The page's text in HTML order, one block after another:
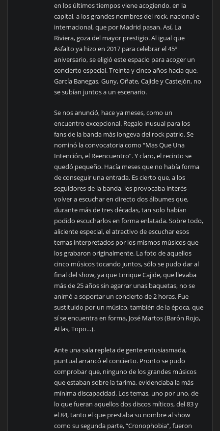
en los últimos tiempos viene acogiendo, en la
capital, a los grandes nombres del rock, nacional e
internacional, que por Madrid pasan. Así, La
Riviera, goza del mayor prestigio. Al igual que
Asfalto ya hizo en 2017 para celebrar el 45º
aniversario, se eligió este espacio para acoger un
concierto especial. Treinta y cinco años hacía que,
García Banegas, Guny, Oñate, Cajide y Castejón, no
se subían juntos a un escenario.
Se nos anunció, hace ya meses, como un
encuentro excepcional. Regalo inusual para los
fans de la banda más longeva del rock patrio. Se
nominó la convocatoria como “Mas Que Una
Intención, el Reencuentro”. Y claro, el recinto se
quedó pequeño. Hacía meses que no había forma
de conseguir una entrada. Es cierto que, a los
seguidores de la banda, les provocaba interés
volver a escuchar en directo dos álbumes que,
durante más de tres décadas, tan solo habían
podido escucharlos en forma enlatada. Sobre todo,
aliciente especial, el atractivo de escuchar esos
temas interpretados por los mismos músicos que
los grabaron originalmente. La foto de aquellos
cinco músicos tocando juntos, sólo se pudo dar al
final del show, ya que Enrique Cajide, que llevaba
más de 25 años sin agarrar unas baquetas, no se
animó a soportar un concierto de 2 horas. Fue
sustituido por un músico, también de la época, que
sí se encuentra en forma, José Martos (Barón Rojo,
Atlas, Topo…).
Ante una sala repleta de gente entusiasmada,
puntual arrancó el concierto. Pronto se pudo
comprobar que, ninguno de los grandes músicos
que estaban sobre la tarima, evidenciaba la más
mínima discapacidad. Los temas, uno por uno, de
lo que fueran aquellos dos discos míticos, del 83 y
el 84, tanto el que prestaba su nombre al show
como su segunda parte, “Cronophobia”, fueron